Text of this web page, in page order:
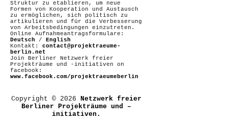
Struktur zu etablieren, um neue
Formen von Kooperation und Austausch
zu ermöglichen, sich politisch zu
artikulieren und für die Verbesserung
von Arbeitsbedingungen einzutreten.
Online Aufnahmeantragsformulare:
Deutsch / English
Kontakt: contact@projektraeume-
berlin.net
Join Berliner Netzwerk freier
Projekträume und -initiativen on
facebook:
www.facebook.com/projektraeumeberlin
Copyright © 2026 Netzwerk freier
Berliner Projekträume und –
initiativen.